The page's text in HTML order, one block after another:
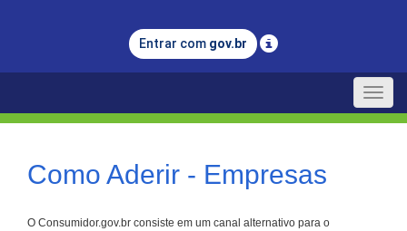
Legislação
Entrar com gov.br
Toggle
Como Aderir - Empresas
O Consumidor.gov.br consiste em um canal alternativo para o